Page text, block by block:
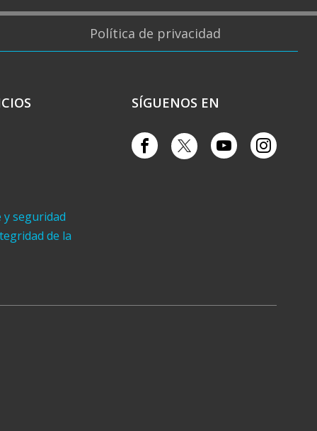
Política de privacidad
seguridad
de la
SÍGUENOS EN